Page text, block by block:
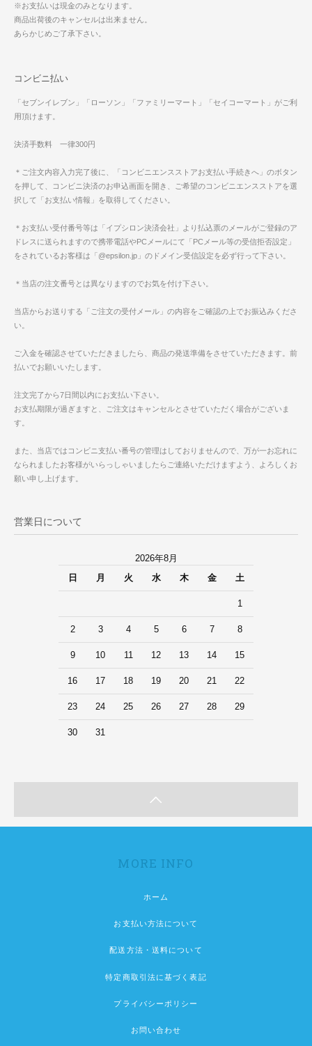
※お支払いは現金のみとなります。
商品出荷後のキャンセルは出来ません。
あらかじめご了承下さい。
コンビニ払い
「セブンイレブン」「ローソン」「ファミリーマート」「セイコーマート」がご利
用頂けます。
決済手数料 一律300円
＊ご注文内容入力完了後に、「コンビニエンスストアお支払い手続きへ」のボタン
を押して、コンビニ決済のお申込画面を開き、ご希望のコンビニエンスストアを選
択して「お支払い情報」を取得してください。
＊お支払い受付番号等は「イプシロン決済会社」より払込票のメールがご登録のア
ドレスに送られますので携帯電話やPCメールにて「PCメール等の受信拒否設定」
をされているお客様は「@epsilon.jp」のドメイン受信設定を必ず行って下さい。
＊当店の注文番号とは異なりますのでお気を付け下さい。
当店からお送りする「ご注文の受付メール」の内容をご確認の上でお振込みくださ
い。
ご入金を確認させていただきましたら、商品の発送準備をさせていただきます。前
払いでお願いいたします。
注文完了から7日間以内にお支払い下さい。
お支払期限が過ぎますと、ご注文はキャンセルとさせていただく場合がございま
す。
また、当店ではコンビニ支払い番号の管理はしておりませんので、万が一お忘れに
なられましたお客様がいらっしゃいましたらご連絡いただけますよう、よろしくお
願い申し上げます。
営業日について
2026年8月
日
月 火 水 木 金 土
1
2 3 4 5 6 7 8
9 10 11 12 13 14 15
16 17 18 19 20 21 22
23 24 25 26 27 28 29
30 31
MORE INFO
ホーム
お支払い方法について
配送方法・送料について
特定商取引法に基づく表記
プライバシーポリシー
お問い合わせ